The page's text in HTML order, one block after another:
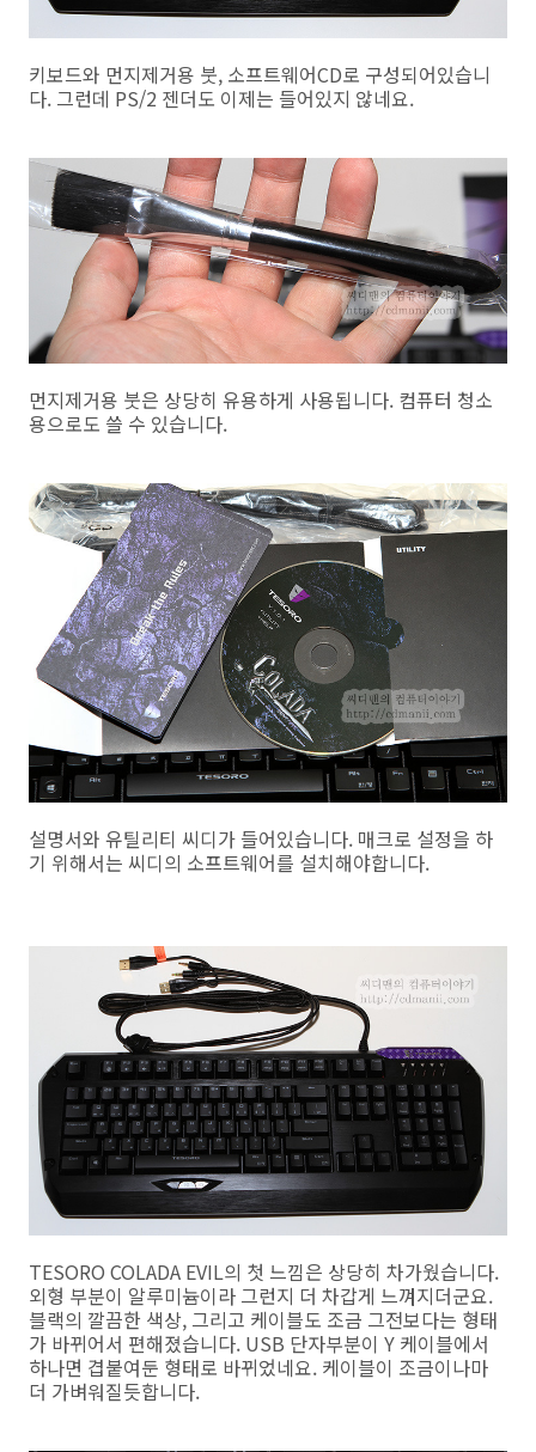
키보드와 먼지제거용 붓, 소프트웨어CD로 구성되어있습니
다. 그런데 PS/2 젠더도 이제는 들어있지 않네요.
먼지제거용 붓은 상당히 유용하게 사용됩니다. 컴퓨터 청소
용으로도 쓸 수 있습니다.
설명서와 유틸리티 씨디가 들어있습니다. 매크로 설정을 하
기 위해서는 씨디의 소프트웨어를 설치해야합니다.
TESORO COLADA EVIL의 첫 느낌은 상당히 차가웠습니다.
외형 부분이 알루미늄이라 그런지 더 차갑게 느껴지더군요.
블랙의 깔끔한 색상, 그리고 케이블도 조금 그전보다는 형태
가 바뀌어서 편해졌습니다. USB 단자부분이 Y 케이블에서
하나면 겹붙여둔 형태로 바뀌었네요. 케이블이 조금이나마
더 가벼워질듯합니다.